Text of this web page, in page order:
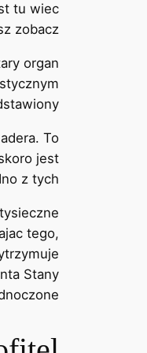
tu wiec
zobacz.
organ
To
jest
z tych.
tego,
Stany